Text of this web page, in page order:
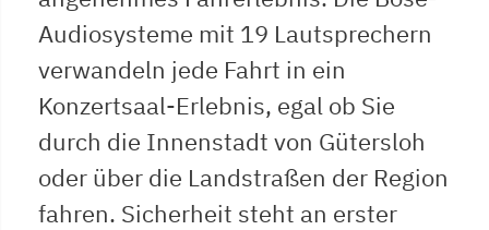
Audiosysteme mit 19 Lautsprechern
verwandeln jede Fahrt in ein
Konzertsaal-Erlebnis, egal ob Sie
durch die Innenstadt von Gütersloh
oder über die Landstraßen der Region
fahren. Sicherheit steht an erster